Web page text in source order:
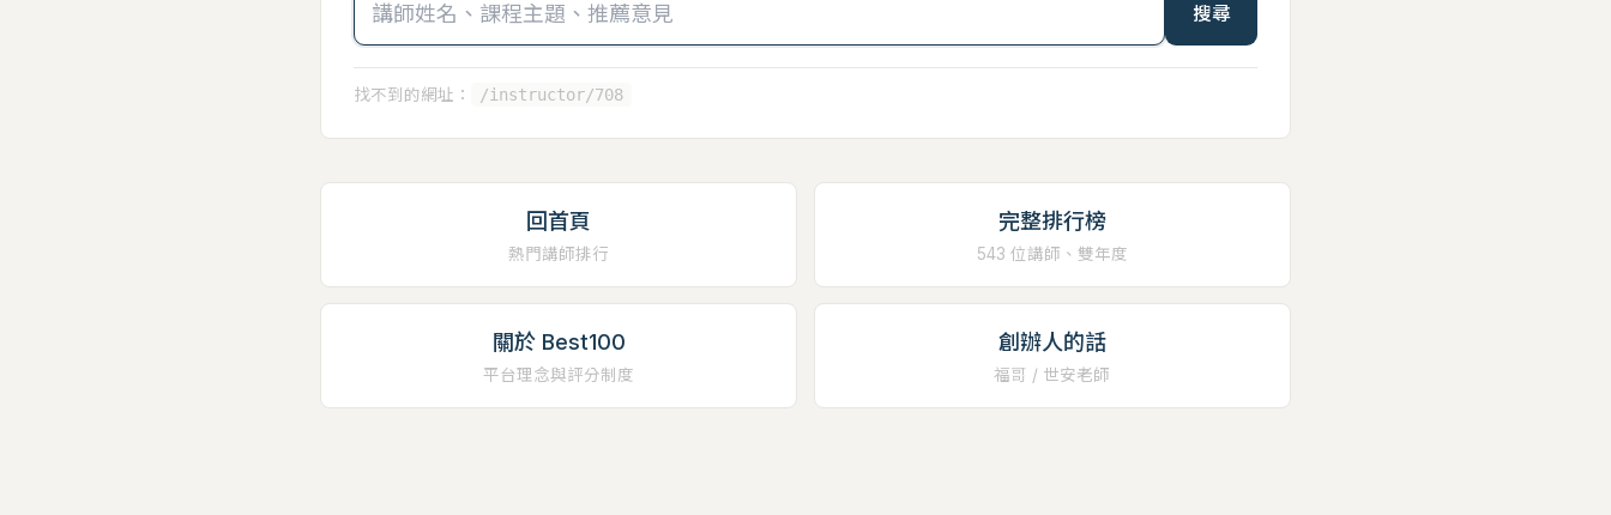
搜尋
找不到的網址： /instructor/708
回首頁
熱門講師排行
完整排行榜
543 位講師、雙年度
關於 Best100
平台理念與評分制度
創辦人的話
福哥 / 世安老師